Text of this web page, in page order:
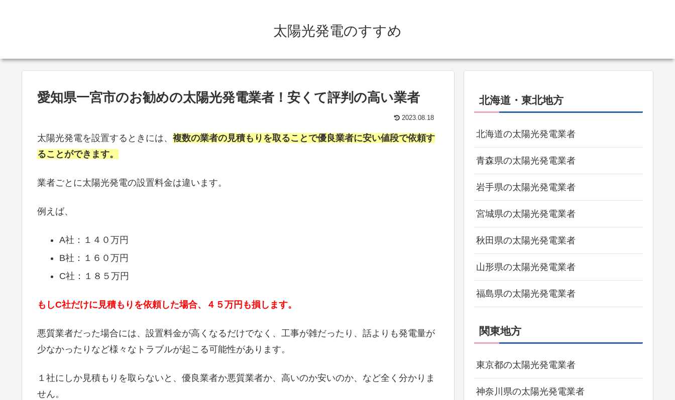
太陽光発電のすすめ
愛知県一宮市のお勧めの太陽光発電業者！安くて評判の高い業者
2023.08.18
太陽光発電を設置するときには、 複数の業者の見積もりを取ることで優良業者に安い値段で依頼す
ることができます。
業者ごとに太陽光発電の設置料金は違います。
例えば、
A社：１４０万円
B社：１６０万円
C社：１８５万円
もしC社だけに見積もりを依頼した場合、４５万円も損します。
悪質業者だった場合には、設置料金が高くなるだけでなく、工事が雑だったり、話よりも発電量が
少なかったりなど様々なトラブルが起こる可能性があります。
１社にしか見積もりを取らないと、優良業者か悪質業者か、高いのか安いのか、など全く分かりま
せん。
北海道・東北地方
北海道の太陽光発電業者
青森県の太陽光発電業者
岩手県の太陽光発電業者
宮城県の太陽光発電業者
秋田県の太陽光発電業者
山形県の太陽光発電業者
福島県の太陽光発電業者
関東地方
東京都の太陽光発電業者
神奈川県の太陽光発電業者